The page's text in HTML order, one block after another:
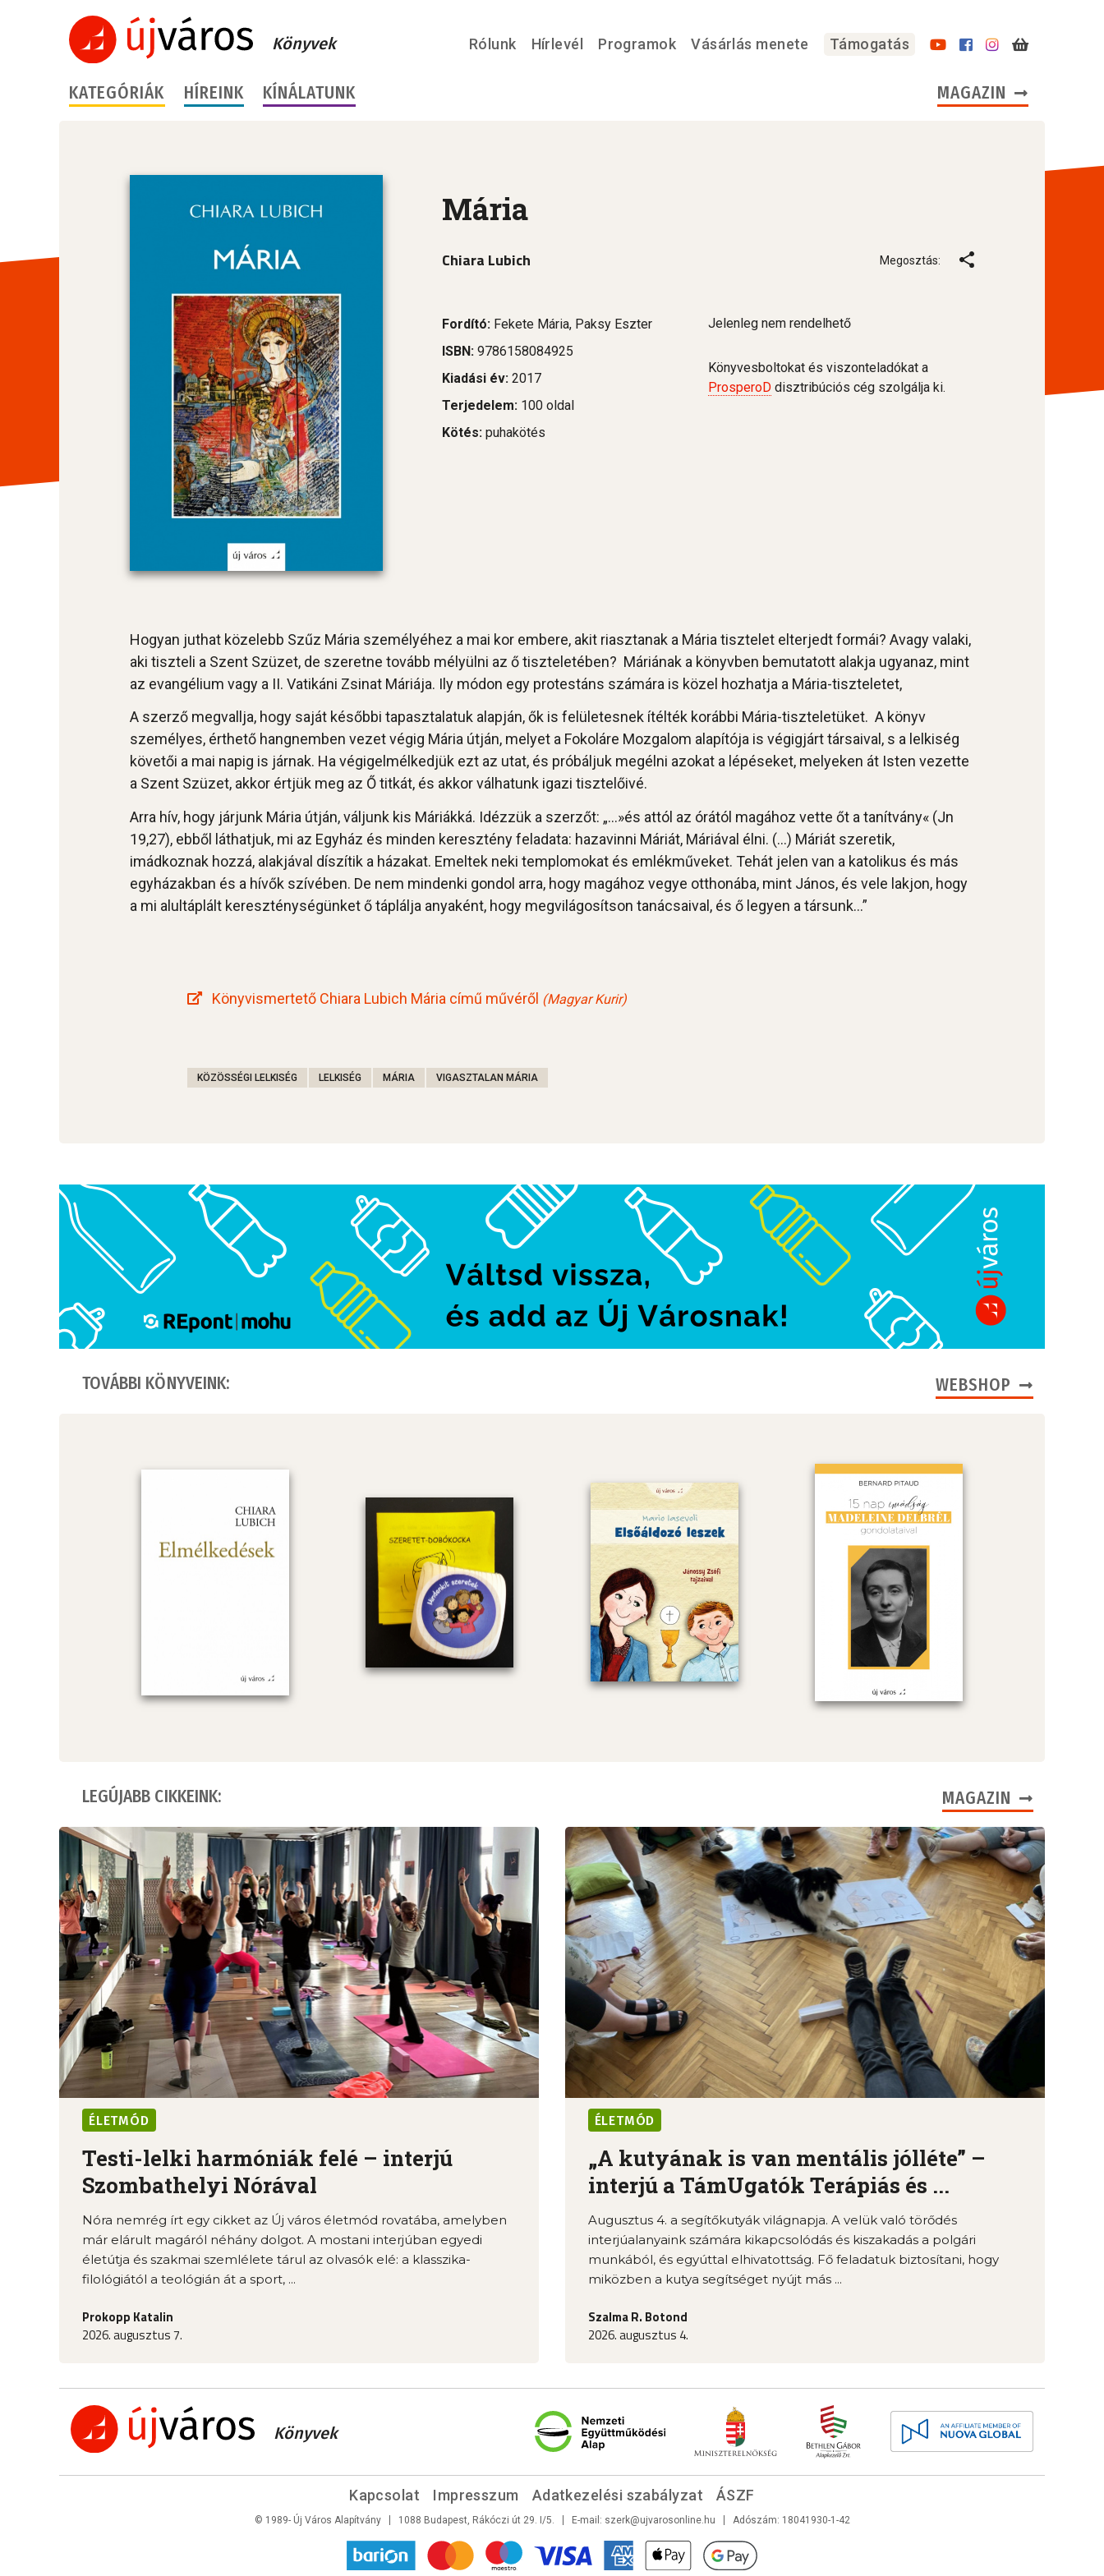
Könyvek Rólunk Hírlevél Programok Vásárlás menete Támogatás
KATEGÓRIÁK HÍREINK KÍNÁLATUNK MAGAZIN
Mária
Chiara Lubich Megosztás:
Fordító: Fekete Mária, Paksy Eszter
ISBN: 9786158084925
Kiadási év: 2017
Terjedelem: 100 oldal
Kötés: puhakötés
Jelenleg nem rendelhető
Könyvesboltokat és viszonteladókat a
ProsperoD disztribúciós cég szolgálja ki.
Hogyan juthat közelebb Szűz Mária személyéhez a mai kor embere, akit riasztanak a Mária tisztelet elterjedt formái? Avagy valaki,
aki tiszteli a Szent Szüzet, de szeretne tovább mélyülni az ő tiszteletében? Máriának a könyvben bemutatott alakja ugyanaz, mint
az evangélium vagy a II. Vatikáni Zsinat Máriája. Ily módon egy protestáns számára is közel hozhatja a Mária-tiszteletet,
A szerző megvallja, hogy saját későbbi tapasztalatuk alapján, ők is felületesnek ítélték korábbi Mária-tiszteletüket. A könyv
személyes, érthető hangnemben vezet végig Mária útján, melyet a Fokoláre Mozgalom alapítója is végigjárt társaival, s a lelkiség
követői a mai napig is járnak. Ha végigelmélkedjük ezt az utat, és próbáljuk megélni azokat a lépéseket, melyeken át Isten vezette
a Szent Szüzet, akkor értjük meg az Ő titkát, és akkor válhatunk igazi tisztelőivé.
Arra hív, hogy járjunk Mária útján, váljunk kis Máriákká. Idézzük a szerzőt: „…»és attól az órától magához vette őt a tanítvány« (Jn
19,27), ebből láthatjuk, mi az Egyház és minden keresztény feladata: hazavinni Máriát, Máriával élni. (…) Máriát szeretik,
imádkoznak hozzá, alakjával díszítik a házakat. Emeltek neki templomokat és emlékműveket. Tehát jelen van a katolikus és más
egyházakban és a hívők szívében. De nem mindenki gondol arra, hogy magához vegye otthonába, mint János, és vele lakjon, hogy
a mi alultáplált kereszténységünket ő táplálja anyaként, hogy megvilágosítson tanácsaival, és ő legyen a társunk…”
Könyvismertető Chiara Lubich Mária című művéről (Magyar Kurir)
KÖZÖSSÉGI LELKISÉG LELKISÉG MÁRIA VIGASZTALAN MÁRIA
TOVÁBBI KÖNYVEINK: WEBSHOP
LEGÚJABB CIKKEINK: MAGAZIN
ÉLETMÓD
Testi-lelki harmóniák felé – interjú
Szombathelyi Nórával
Nóra nemrég írt egy cikket az Új város életmód rovatába, amelyben
már elárult magáról néhány dolgot. A mostani interjúban egyedi
életútja és szakmai szemlélete tárul az olvasók elé: a klasszika-
filológiától a teológián át a sport, ...
Prokopp Katalin
2026. augusztus 7.
ÉLETMÓD
„A kutyának is van mentális jólléte” –
interjú a TámUgatók Terápiás és ...
Augusztus 4. a segítőkutyák világnapja. A velük való törődés
interjúalanyaink számára kikapcsolódás és kiszakadás a polgári
munkából, és egyúttal elhivatottság. Fő feladatuk biztosítani, hogy
miközben a kutya segítséget nyújt más ...
Szalma R. Botond
2026. augusztus 4.
Könyvek
Kapcsolat Impresszum Adatkezelési szabályzat ÁSZF
© 1989- Új Város Alapítvány 1088 Budapest, Rákóczi út 29. I/5. E-mail: szerk@ujvarosonline.hu Adószám: 18041930-1-42